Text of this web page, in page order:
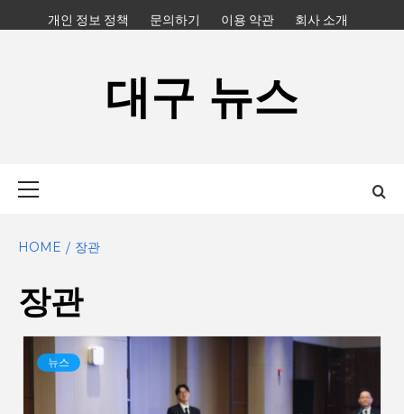
to
개인 정보 정책 문의하기 이용 약관 회사 소개
대구 뉴스
HOME 장관
장관
뉴스